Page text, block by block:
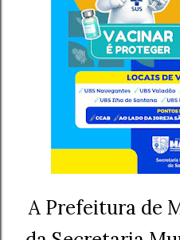
A Prefeitura de